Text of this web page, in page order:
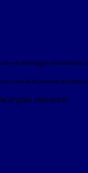
un messaggio all'indirizzo
il reset della password tramite
di posta elettronica!